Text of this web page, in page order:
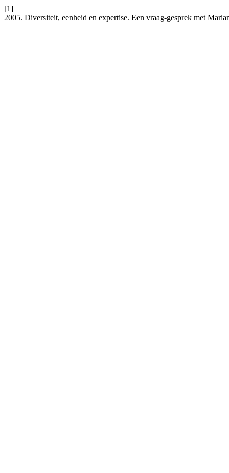
[1]
2005. Diversiteit, eenheid en expertise. Een vraag-gesprek met